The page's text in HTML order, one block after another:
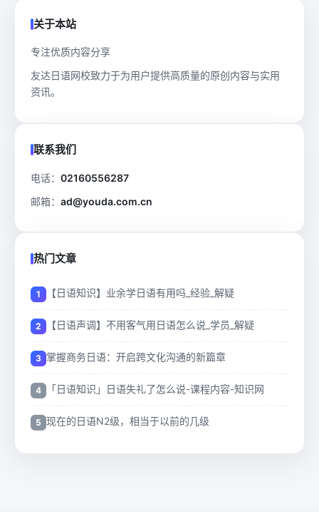
关于本站
专注优质内容分享
友达日语网校致力于为用户提供高质量的原创内容与实用
资讯。
联系我们
电话： 02160556287
邮箱： ad@youda.com.cn
热门文章
【日语知识】业余学日语有用吗_经验_解疑
【日语声调】不用客气用日语怎么说_学员_解疑
掌握商务日语：开启跨文化沟通的新篇章
「日语知识」日语失礼了怎么说-课程内容-知识网
现在的日语N2级，相当于以前的几级